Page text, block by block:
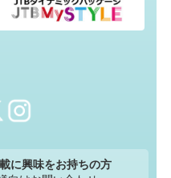
に興味をお持ちの方